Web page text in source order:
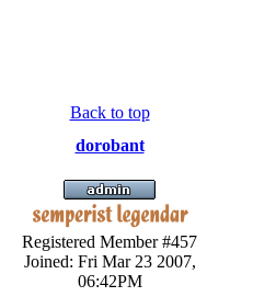
Back to top
dorobant
Registered Member #457
Joined: Fri Mar 23 2007,
06:42PM